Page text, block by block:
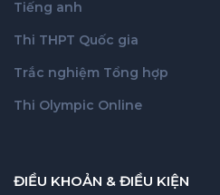
Tiếng anh
Thi THPT Quốc gia
Trắc nghiệm Tổng hợp
Thi Olympic Online
ĐIỀU KHOẢN & ĐIỀU KIỆN